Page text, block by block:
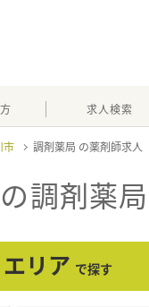
求人検索
市 調剤薬局
調剤薬局
エリア で探す